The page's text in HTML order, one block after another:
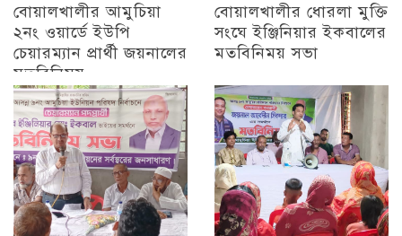
বোয়ালখালীর আমুচিয়া
২নং ওয়ার্ডে ইউপি
চেয়ারম্যান প্রার্থী জয়নালের
মতবিনিময়
চট্টগ্রাম
বোয়ালখালীর ধোরলা মুক্তি
সংঘে ইঞ্জিনিয়ার ইকবালের
মতবিনিময় সভা